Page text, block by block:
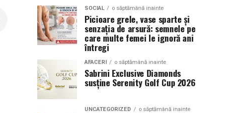
SOCIAL o săptămână inainte
Picioare grele, vase sparte și
senzația de arsură: semnele pe
care multe femei le ignoră ani
întregi
AFACERI o săptămână inainte
Sabrini Exclusive Diamonds
susține Serenity Golf Cup 2026
UNCATEGORIZED o săptămână inainte